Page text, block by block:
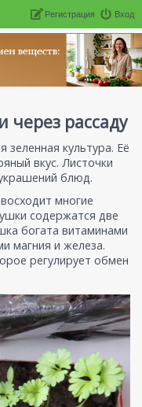
Вход
Регистрация
рассаду
зеленная культура. Её
вкус. Листочки
блюд.
многие
содержатся две
богата витаминами
магния и железа.
регулирует обмен